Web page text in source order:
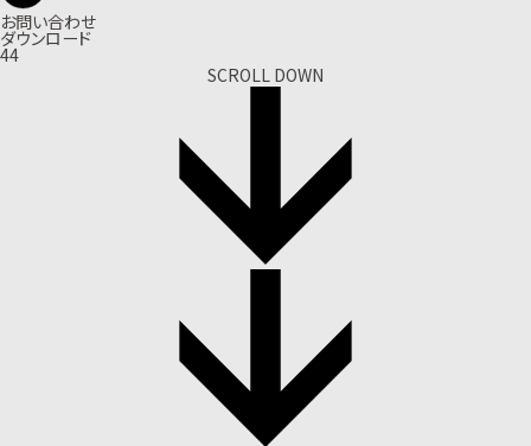
お問い合わせ
ダウンロード
44
SCROLL DOWN